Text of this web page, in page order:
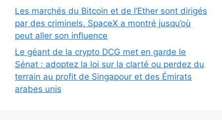
Les marchés du Bitcoin et de l’Ether sont dirigés
par des criminels. SpaceX a montré jusqu’où
peut aller son influence
Le géant de la crypto DCG met en garde le
Sénat : adoptez la loi sur la clarté ou perdez du
terrain au profit de Singapour et des Émirats
arabes unis